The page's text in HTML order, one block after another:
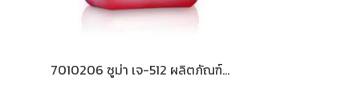
7010206 ซูม่า เจ-512 ผลิตภัณฑ์ฆ่าเชื้อแบคทีเรีย